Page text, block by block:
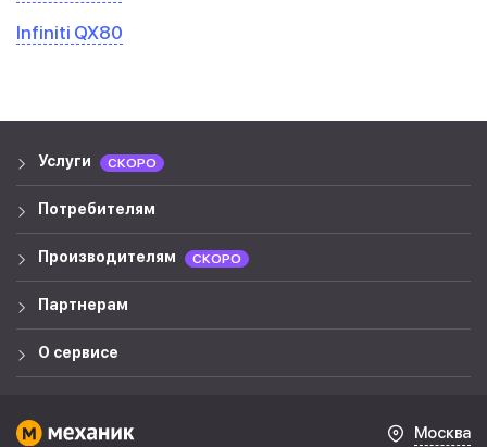
Infiniti QX80
Услуги СКОРО
Потребителям
Производителям СКОРО
Партнерам
О сервисе
Москва